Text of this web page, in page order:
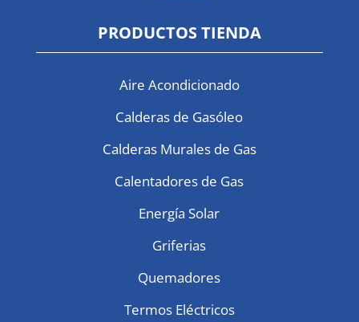
PRODUCTOS TIENDA
Aire Acondicionado
Calderas de Gasóleo
Calderas Murales de Gas
Calentadores de Gas
Energía Solar
Griferias
Quemadores
Termos Eléctricos